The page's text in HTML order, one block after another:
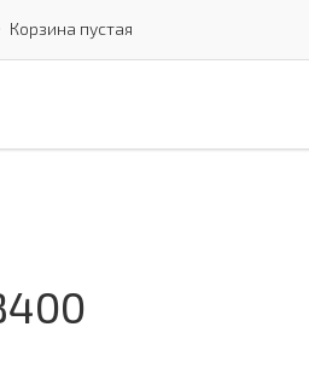
Корзина пустая